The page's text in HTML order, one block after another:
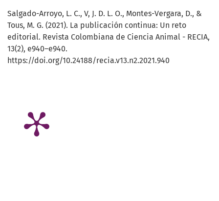
Salgado-Arroyo, L. C., V, J. D. L. O., Montes-Vergara, D., &
Tous, M. G. (2021). La publicación continua: Un reto
editorial. Revista Colombiana de Ciencia Animal - RECIA,
13(2), e940–e940.
https://doi.org/10.24188/recia.v13.n2.2021.940